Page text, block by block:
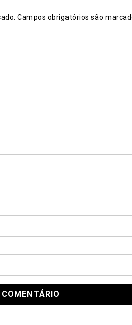
Campos obrigatórios são